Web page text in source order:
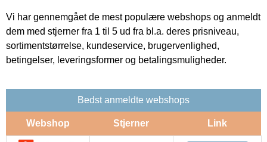
Vi har gennemgået de mest populære webshops og anmeldt
dem med stjerner fra 1 til 5 ud fra bl.a. deres prisniveau,
sortimentstørrelse, kundeservice, brugervenlighed,
betingelser, leveringsformer og betalingsmuligheder.
Bedst anmeldte webshops
Webshop Stjerner Link